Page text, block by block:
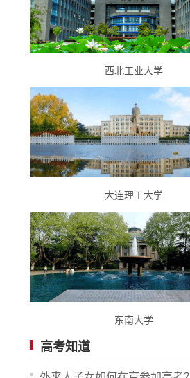
西北工业大学
大连理工大学
东南大学
高考知道